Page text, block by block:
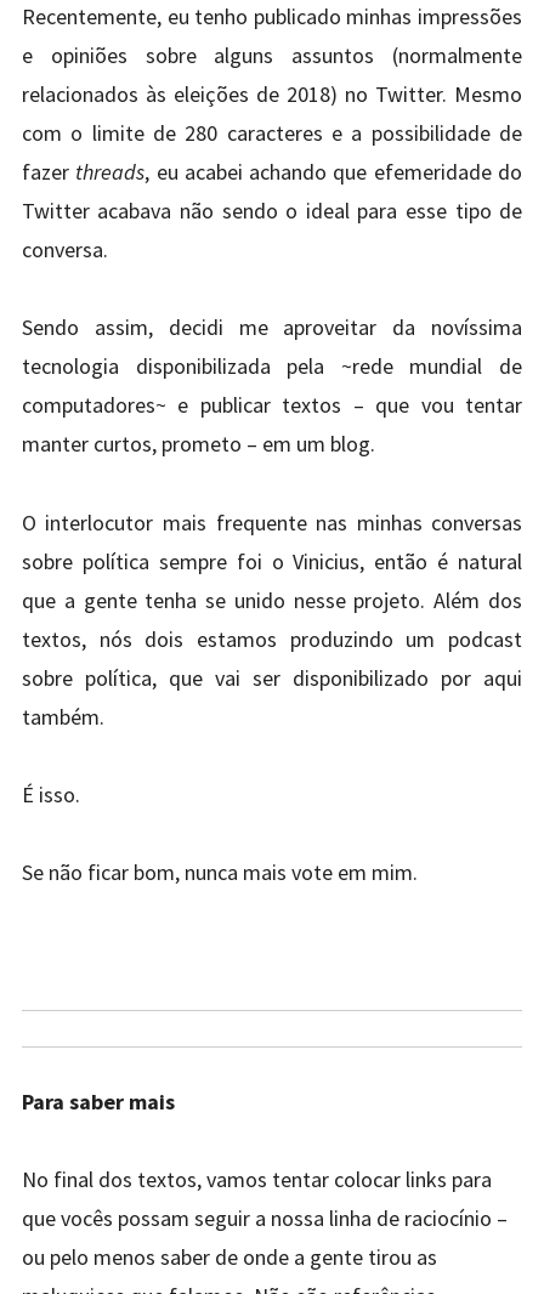
Recentemente, eu tenho publicado minhas impressões
e opiniões sobre alguns assuntos (normalmente
relacionados às eleições de 2018) no Twitter. Mesmo
com o limite de 280 caracteres e a possibilidade de
fazer threads, eu acabei achando que efemeridade do
Twitter acabava não sendo o ideal para esse tipo de
conversa.
Sendo assim, decidi me aproveitar da novíssima
tecnologia disponibilizada pela ~rede mundial de
computadores~ e publicar textos – que vou tentar
manter curtos, prometo – em um blog.
O interlocutor mais frequente nas minhas conversas
sobre política sempre foi o Vinicius, então é natural
que a gente tenha se unido nesse projeto. Além dos
textos, nós dois estamos produzindo um podcast
sobre política, que vai ser disponibilizado por aqui
também.
É isso.
Se não ficar bom, nunca mais vote em mim.
Para saber mais
No final dos textos, vamos tentar colocar links para
que vocês possam seguir a nossa linha de raciocínio –
ou pelo menos saber de onde a gente tirou as